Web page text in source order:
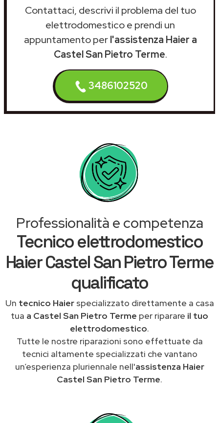
Contattaci, descrivi il problema del tuo
elettrodomestico e prendi un
appuntamento perl'assistenza Haier a
Castel San Pietro Terme.
3486102520
Professionalità e competenza
Tecnico elettrodomestico
Haier Castel San Pietro Terme
qualificato
Un tecnico Haierspecializzato direttamente a casa
tua a Castel San Pietro Terme per riparare il tuo
elettrodomestico.
Tutte le nostre riparazioni sono effettuate da
tecnici altamente specializzati che vantano
un’esperienza pluriennale nell'assistenza Haier
Castel San Pietro Terme.